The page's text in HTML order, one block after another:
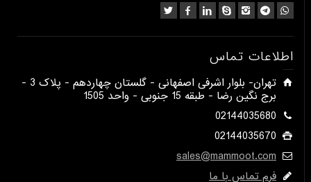
اطلاعات تماس
​تهران- بلوار اشرفی اصفهانی - گلستان چهاردهم - پلاک 3 -
برج نگین رضا - طبقه 15 جنوبی - واحد 1505​
02144035680
02144035670
sales@mammoot.com
فرم تماس با ما